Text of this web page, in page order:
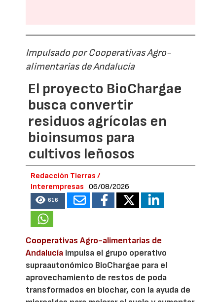
Impulsado por Cooperativas Agro-
alimentarias de Andalucía
El proyecto BioChargae
busca convertir
residuos agrícolas en
bioinsumos para
cultivos leñosos
Redacción Tierras /
Interempresas
06/08/2026
616
Cooperativas Agro-alimentarias de
Andalucía impulsa el grupo operativo
supraautonómico BioChargae para el
aprovechamiento de restos de poda
transformados en biochar, con la ayuda de